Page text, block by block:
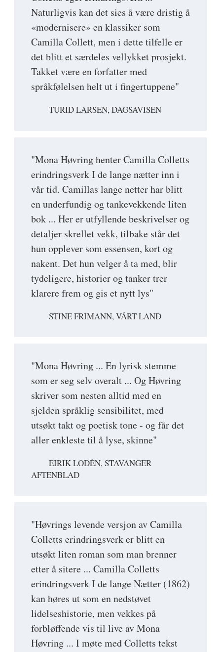
Naturligvis kan det sies å være dristig å
«modernisere» en klassiker som
Camilla Collett, men i dette tilfelle er
det blitt et særdeles vellykket prosjekt.
Takket være en forfatter med
språkfølelsen helt ut i fingertuppene"
TURID LARSEN, DAGSAVISEN
"Mona Høvring henter Camilla Colletts
erindringsverk I de lange nætter inn i
vår tid. Camillas lange netter har blitt
en underfundig og tankevekkende liten
bok ... Her er utfyllende beskrivelser og
detaljer skrellet vekk, tilbake står det
hun opplever som essensen, kort og
nakent. Det hun velger å ta med, blir
tydeligere, historier og tanker trer
klarere frem og gis et nytt lys"
STINE FRIMANN, VÅRT LAND
"Mona Høvring ... En lyrisk stemme
som er seg selv overalt ... Og Høvring
skriver som nesten alltid med en
sjelden språklig sensibilitet, med
utsøkt takt og poetisk tone - og får det
aller enkleste til å lyse, skinne"
EIRIK LODÉN, STAVANGER
AFTENBLAD
"Høvrings levende versjon av Camilla
Colletts erindringsverk er blitt en
utsøkt liten roman som man brenner
etter å sitere ... Camilla Colletts
erindringsverk I de lange Nætter (1862)
kan høres ut som en nedstøvet
lidelseshistorie, men vekkes på
forbløffende vis til live av Mona
Høvring ... I møte med Colletts tekst